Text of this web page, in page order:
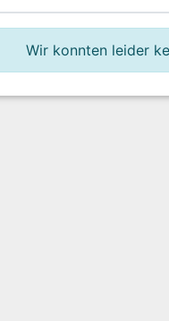
Wir konnten leider